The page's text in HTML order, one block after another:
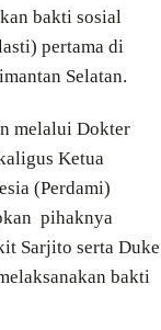
bakti sosial
pertama di
Selatan.
melalui Dokter
Ketua
(Perdami)
pihaknya
Sarjito serta Duke
bakti